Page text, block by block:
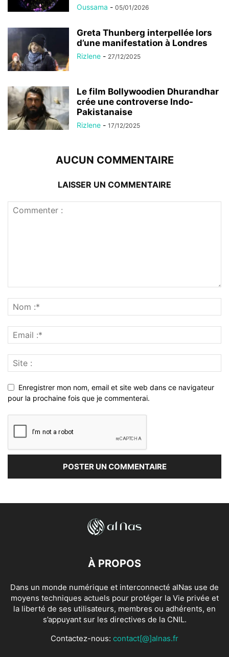
Oussama - 05/01/2026
Greta Thunberg interpellée lors
d’une manifestation à Londres
Rizlene - 27/12/2025
Le film Bollywoodien Dhurandhar
crée une controverse Indo-
Pakistanaise
Rizlene - 17/12/2025
AUCUN COMMENTAIRE
LAISSER UN COMMENTAIRE
Enregistrer mon nom, email et site web dans ce navigateur
pour la prochaine fois que je commenterai.
À PROPOS
Dans un monde numérique et interconnecté alNas use de
moyens techniques actuels pour protéger la Vie privée et
la liberté de ses utilisateurs, membres ou adhérents, en
s’appuyant sur les directives de la CNIL.
Contactez-nous: contact[@]alnas.fr